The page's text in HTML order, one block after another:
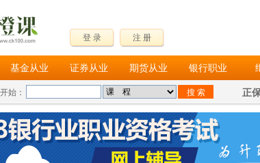
登 录 注 册
基金从业 证券从业 期货从业 银行职业
始： 正